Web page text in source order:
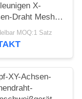
X-
Draht Mesh
Machine
MOQ:1 Satz
XY-Achsen-